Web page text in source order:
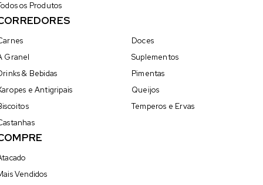
os Produtos
Granel
& Bebidas
e Antigripais
Doces
Suplementos
Pimentas
Queijos
Temperos e Ervas
Vendidos